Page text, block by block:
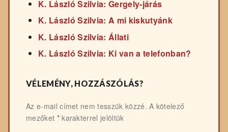
K. László Szilvia: Gergely-járás
K. László Szilvia: A mi kiskutyánk
K. László Szilvia: Állati
K. László Szilvia: Ki van a telefonban?
VÉLEMÉNY, HOZZÁSZÓLÁS?
Az e-mail címet nem tesszük közzé. A kötelező
mezőket *karakterrel jelöltük